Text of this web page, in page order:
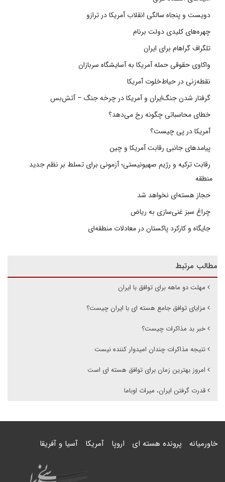
دویست و پنجاه سالگی انقلاب آمریکا در ترازو
چهره‌های کلیدی دولت برنام
تلگراف گراهام برای ایران
واکاوی حقوقی حمله آمریکا به آسایشگاه سربازان
نقطه‌زنی در حیاط‌خلوت آمریکا
گرفتار شدن جنگ‌ایران و آمریکا در چرخه جنگ – آتش‌بس
خطای محاسباتی چگونه رخ می‌دهد؟
آمریکا در پی چیست؟
پیامدهای جانبی رقابت آمریکا و چین
رقابت ترکیه و رژیم صهیونیستی؛ آزمونی برای تسلط بر نظم جدید
منطقه
حجاز هسته‌ای نخواهد شد
چراغ سبز غنی‌سازی به ریاض
جایگاه و کارکرد پاکستان در معادلات منطقه‌ای
مطالب مرتبط
مهلت دو ماهه برای توافق با ایران
مزایای توافق جامع هسته ای با ایران چیست؟
خبر بد مذاکرات چیست؟
نتیجه مذاکرات چندان امیدوار کننده نیست
امروز بهترین زمان برای توافق هسته ای است
قدرت گرفتن ایران، میراث اوباما
خاورمیانه پرونده هسته ای اروپا آمریکا آسیا و آفریقا